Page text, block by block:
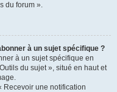
du forum ».
à un sujet spécifique ?
à un sujet spécifique en
du sujet », situé en haut et
Recevoir une notification